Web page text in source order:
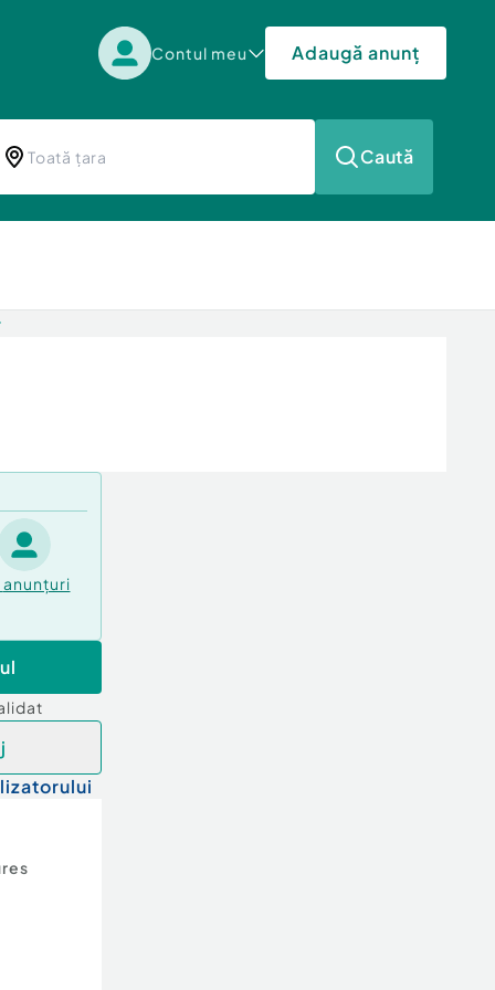
Contul meu Adaugă anunț
Caută
anunțuri